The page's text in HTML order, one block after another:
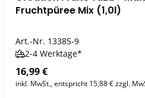
Fruchtpüree Mix (1,0l)
Art.-Nr. 13385-9
2-4 Werktage*
16,99 €
inkl. MwSt., entspricht 15,88 € zzgl.